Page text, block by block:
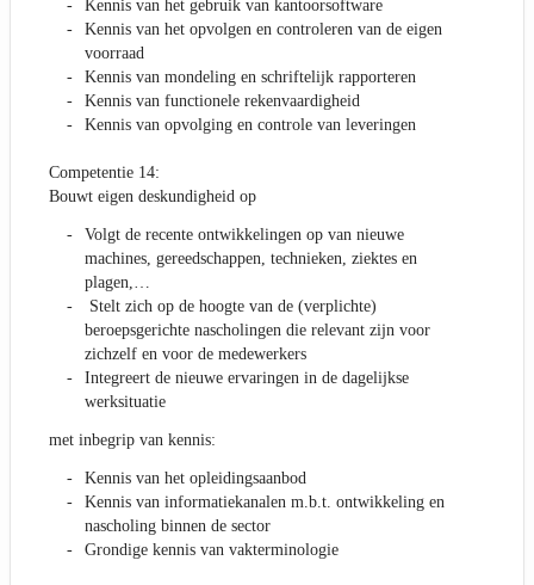
Kennis van het gebruik van kantoorsoftware
Kennis van het opvolgen en controleren van de eigen
voorraad
Kennis van mondeling en schriftelijk rapporteren
Kennis van functionele rekenvaardigheid
Kennis van opvolging en controle van leveringen
Competentie 14:
Bouwt eigen deskundigheid op
Volgt de recente ontwikkelingen op van nieuwe
machines, gereedschappen, technieken, ziektes en
plagen,…
Stelt zich op de hoogte van de (verplichte)
beroepsgerichte nascholingen die relevant zijn voor
zichzelf en voor de medewerkers
Integreert de nieuwe ervaringen in de dagelijkse
werksituatie
met inbegrip van kennis:
Kennis van het opleidingsaanbod
Kennis van informatiekanalen m.b.t. ontwikkeling en
nascholing binnen de sector
Grondige kennis van vakterminologie